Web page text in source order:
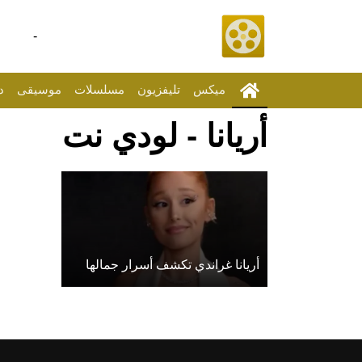
-
ميكس تليفزيون مسلسلات موسيقى
أريانا - لودي نت
أريانا غراندي تكشف أسرار جمالها